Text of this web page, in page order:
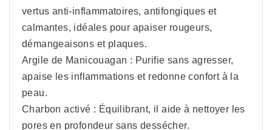
vertus anti-inflammatoires, antifongiques et
calmantes, idéales pour apaiser rougeurs,
démangeaisons et plaques.
Argile de Manicouagan : Purifie sans agresser,
apaise les inflammations et redonne confort à la
peau.
Charbon activé : Équilibrant, il aide à nettoyer les
pores en profondeur sans dessécher.